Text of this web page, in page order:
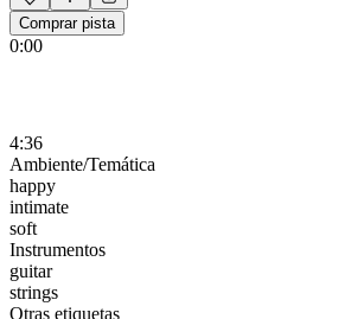
Comprar pista
0:00
4:36
Ambiente/Temática
happy
intimate
soft
Instrumentos
guitar
strings
Otras etiquetas